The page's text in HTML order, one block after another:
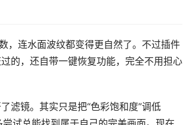
，连水面波纹都变得更自然了。不过插件
的，还自带一键恢复功能，完全不用担心
滤镜。其实只是把“色彩饱和度”调低